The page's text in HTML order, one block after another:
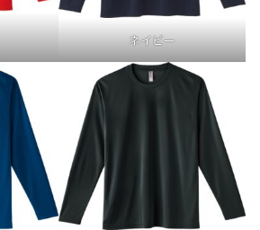
ネイビー